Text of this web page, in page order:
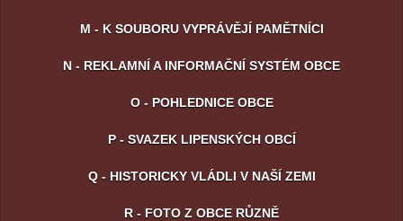
M - K SOUBORU VYPRÁVĚJÍ PAMĚTNÍCI
N - REKLAMNÍ A INFORMAČNÍ SYSTÉM OBCE
O - POHLEDNICE OBCE
P - SVAZEK LIPENSKÝCH OBCÍ
Q - HISTORICKY VLÁDLI V NAŠÍ ZEMI
R - FOTO Z OBCE RŮZNĚ